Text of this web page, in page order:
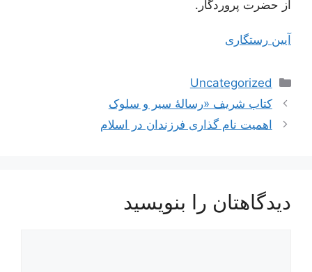
از حضرت پروردگار.
آیین رستگاری
دسته‌ها
Uncategorized
ناوبری
نوشته‌ها
کتاب شریف «رسالۀ سیر و سلوک
اهمیت نام ‌گذارى فرزندان در اسلام
دیدگاهتان را بنویسید